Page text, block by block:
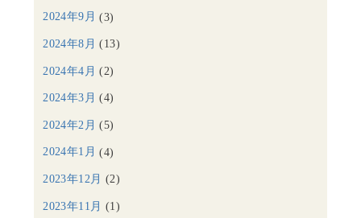
2024年9月 (3)
2024年8月 (13)
2024年4月 (2)
2024年3月 (4)
2024年2月 (5)
2024年1月 (4)
2023年12月 (2)
2023年11月 (1)